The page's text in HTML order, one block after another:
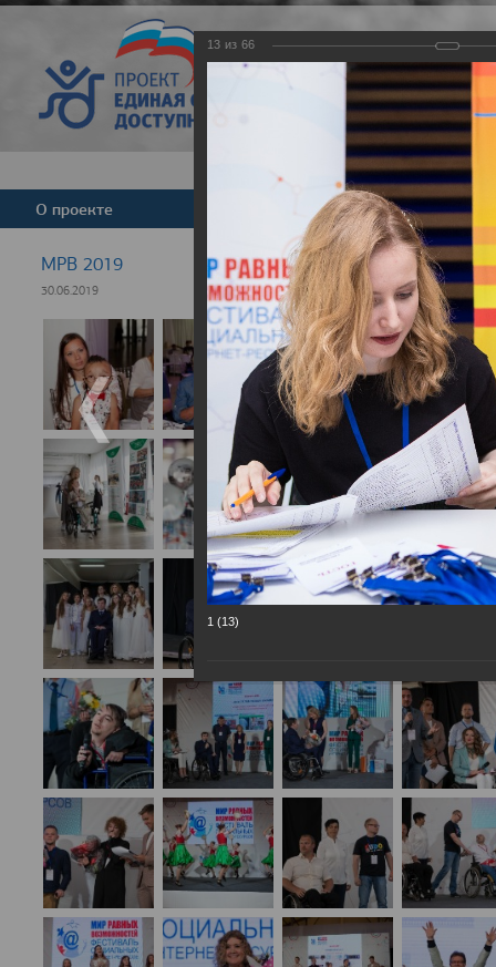
Версия для
О проекте Новости
МРВ 2019
30.06.2019
13 из 66
1 (13)